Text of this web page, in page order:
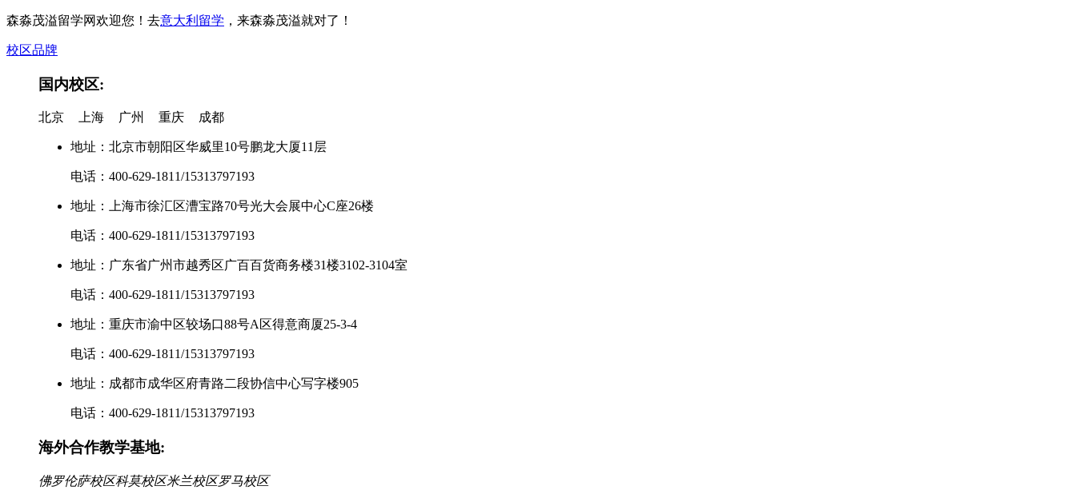
森淼茂溢留学网欢迎您！去意大利留学 ，来森淼茂溢就对了！
校区品牌
国内校区:
北京 上海 广州 重庆 成都
地址：北京市朝阳区华威里10号鹏龙大厦11层
电话：400-629-1811/15313797193
地址：上海市徐汇区漕宝路70号光大会展中心C座26楼
电话：400-629-1811/15313797193
地址：广东省广州市越秀区广百百货商务楼31楼3102-3104室
电话：400-629-1811/15313797193
地址：重庆市渝中区较场口88号A区得意商厦25-3-4
电话：400-629-1811/15313797193
地址：成都市成华区府青路二段协信中心写字楼905
电话：400-629-1811/15313797193
海外合作教学基地:
佛罗伦萨校区科莫校区米兰校区罗马校区